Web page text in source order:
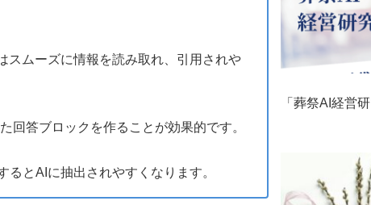
スムーズに情報を読み取れ、引用されや
回答ブロックを作ることが効果的です。
るとAIに抽出されやすくなります。
「葬祭AI経営